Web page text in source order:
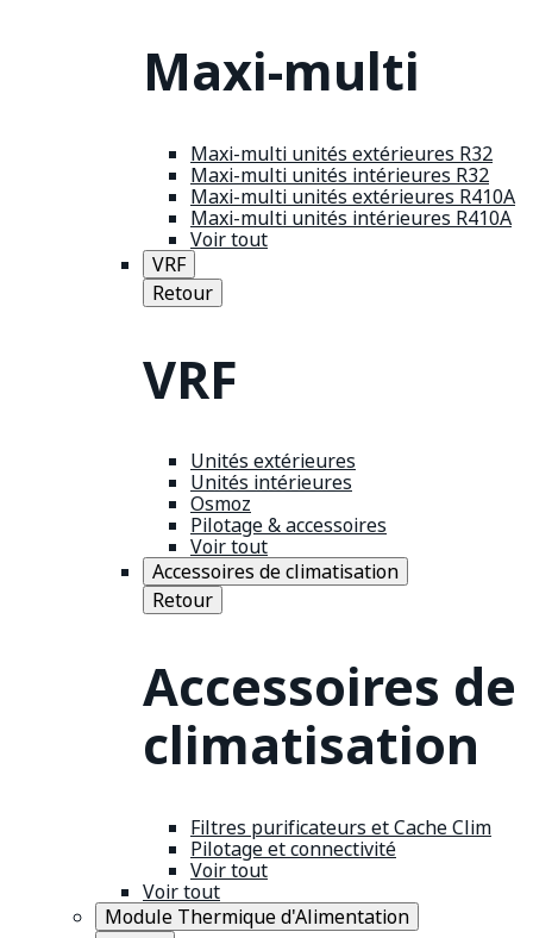
Maxi-multi
Maxi-multi unités extérieures R32
Maxi-multi unités intérieures R32
Maxi-multi unités extérieures R410A
Maxi-multi unités intérieures R410A
Voir tout
VRF
Retour
VRF
Unités extérieures
Unités intérieures
Osmoz
Pilotage & accessoires
Voir tout
Accessoires de climatisation
Retour
Accessoires de
climatisation
Filtres purificateurs et Cache Clim
Pilotage et connectivité
Voir tout
Voir tout
Module Thermique d'Alimentation